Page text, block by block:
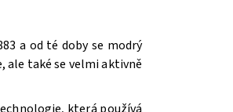
a od té doby se modrý
ale také se velmi aktivně